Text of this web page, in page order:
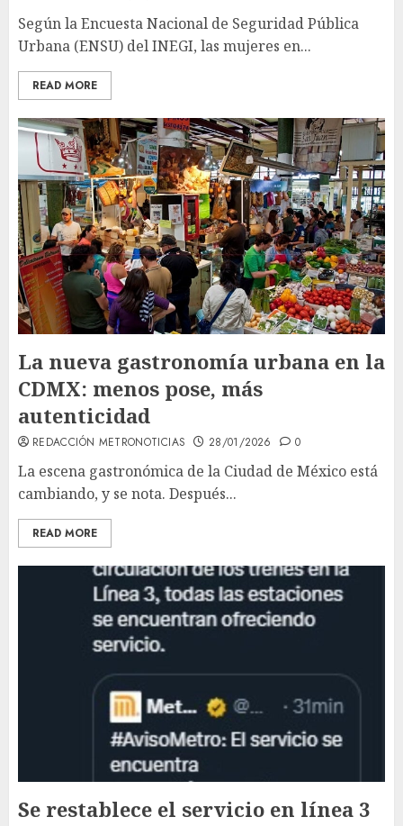
Según la Encuesta Nacional de Seguridad Pública
Urbana (ENSU) del INEGI, las mujeres en...
READ MORE
La nueva gastronomía urbana en la
CDMX: menos pose, más
autenticidad
REDACCIÓN METRONOTICIAS 28/01/2026 0
La escena gastronómica de la Ciudad de México está
cambiando, y se nota. Después...
READ MORE
Se restablece el servicio en línea 3